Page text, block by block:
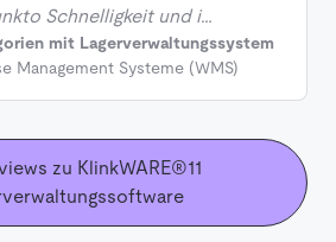
Schnelligkeit und i…
mit Lagerverwaltungssystem
Management Systeme (WMS)
zu KlinkWARE®11